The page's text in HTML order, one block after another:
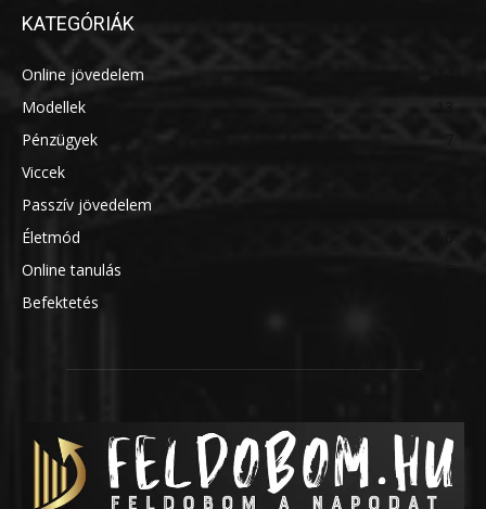
KATEGÓRIÁK
Online jövedelem
Modellek
Pénzügyek
Viccek
Passzív jövedelem
Életmód
Online tanulás
Befektetés